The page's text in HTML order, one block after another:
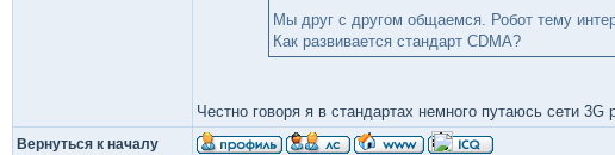
Мы друг с другом общаемся. Робот тему
Как развивается стандарт CDMA?
Честно говоря я в стандартах немного путаюсь сети 3G
Вернуться к началу